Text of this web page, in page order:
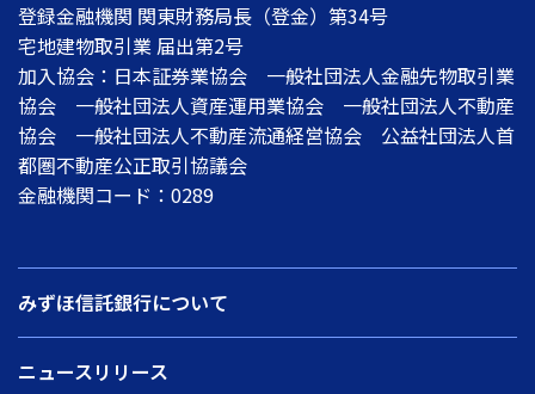
登録金融機関 関東財務局長（登金）第34号
宅地建物取引業 届出第2号
加入協会：日本証券業協会 一般社団法人金融先物取引業
協会 一般社団法人資産運用業協会 一般社団法人不動産
協会 一般社団法人不動産流通経営協会 公益社団法人首
都圏不動産公正取引協議会
金融機関コード：0289
みずほ信託銀行について
ニュースリリース